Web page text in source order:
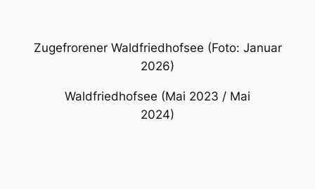
Waldfriedhofsee (Mai 2023 / Mai